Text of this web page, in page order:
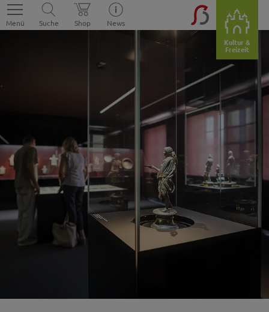
Menü Suche Shop
News
Kultur &
Freizeit